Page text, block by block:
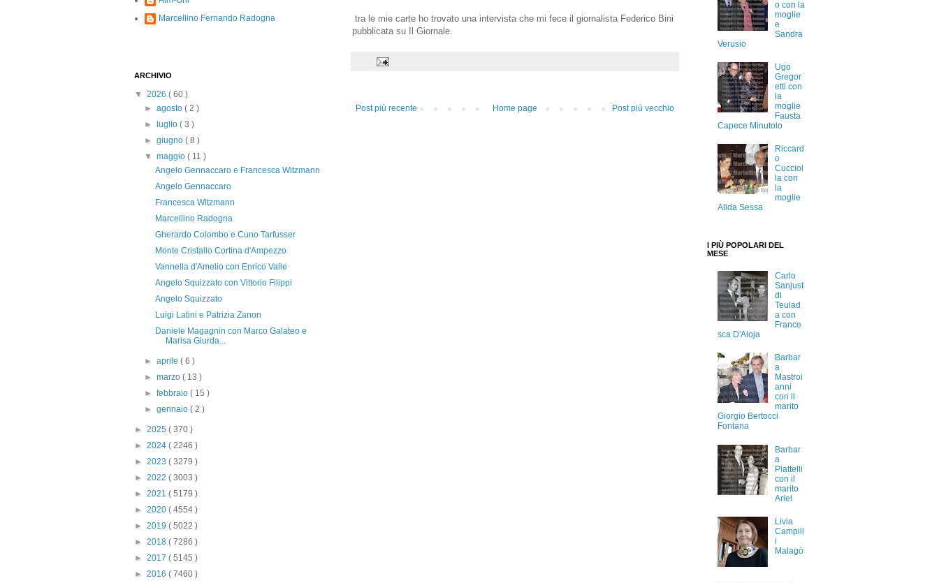
tra le mie carte ho trovato una intervista che mi fece il giornalista Federico Bini
pubblicata su Il Giornale.
Post più recente Post più vecchio
Home page
Marcellino Fernando Radogna
ARCHIVIO
▼ 2026 ( 60 )
►agosto( 2 )
►
luglio( 3 )
►giugno( 8 )
▼maggio( 11 )
Angelo Gennaccaro e Francesca Witzmann
Angelo Gennaccaro
Francesca Witzmann
Marcellino Radogna
Gherardo Colombo e Cuno Tarfusser
Monte Cristallo Cortina d'Ampezzo
Vannella d'Amelio con Enrico Valle
Angelo Squizzato con Vittorio Filippi
Angelo Squizzato
Luigi Latini e Patrizia Zanon
Daniele Magagnin con Marco Galateo e
Marisa Giurda...
►aprile( 6 )
►marzo( 13 )
►febbraio( 15 )
►gennaio( 2 )
► 2025 ( 370 )
► 2024 ( 2246 )
► 2023 ( 3279 )
► 2022 ( 3003 )
► 2021 ( 5179 )
► 2020 ( 4554 )
► 2019 ( 5022 )
► 2018 ( 7286 )
► 2017 ( 5145 )
► 2016 ( 7460 )
o con la
moglie
e
Sandra
Verusio
Ugo
Gregor
etti con
la
moglie
Fausta
Capece Minutolo
Riccard
o
Cucciol
la con
la
moglie
Alida Sessa
I PIÙ POPOLARI DEL
MESE
Carlo
Sanjust
di
Teulad
a con
France
sca D'Aloja
Barbar
a
Mastroi
anni
con il
marito
Giorgio Bertocci
Fontana
Barbar
a
Piattelli
con il
marito
Ariel
Livia
Campill
i
Malagò